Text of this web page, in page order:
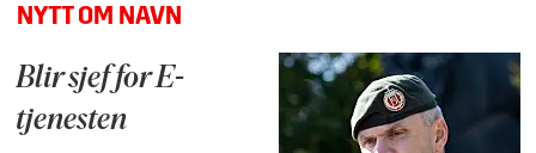
NYTT OM NAVN
Blir sjef for E-
tjenesten